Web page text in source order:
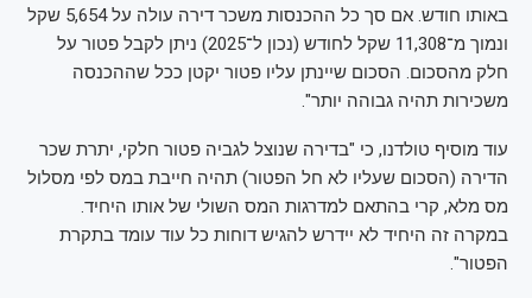
באותו חודש. אם סך כל ההכנסות משכר דירה עולה על 5,654 שקל
ונמוך מ־11,308 שקל לחודש (נכון ל־2025) ניתן לקבל פטור על
חלק מהסכום. הסכום שיינתן עליו פטור יקטן ככל שההכנסה
משכירות תהיה גבוהה יותר".
עוד מוסיף טולדנו, כי "בדירה שנוצל לגביה פטור חלקי, יתרת שכר
הדירה (הסכום שעליו לא חל הפטור) תהיה חייבת במס לפי מסלול
מס מלא, קרי בהתאם למדרגות המס השולי של אותו היחיד.
במקרה זה היחיד לא יידרש להגיש דוחות כל עוד עומד בתקרת
הפטור".